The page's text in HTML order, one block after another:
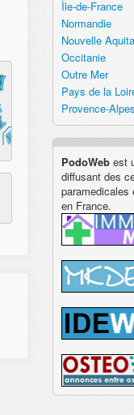
Île-de-France
Normandie
Nouvelle
Occitanie
Outre Mer
Pays de la
Provence-
PodoWeb est
diffusant des
paramedicales
en France.